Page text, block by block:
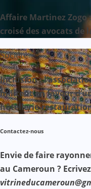
Affaire Martinez Zogo
croisé des avocats de
Société
Inclusion :
militent en faveur
hôtellerie-
Contactez-nous
Envie de faire
au Cameroun ?